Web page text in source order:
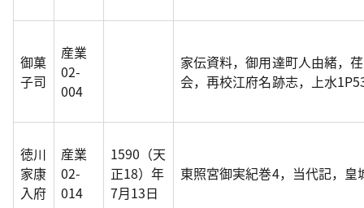
御菓
子司
産業
02-
004
家伝資料，御用達町人由緒，
会，再校江府名跡志，上水
徳川
家康
入府
産業
02-
014
1590（天
正18）年
7月13日
東照宮御実紀巻4，当代記，